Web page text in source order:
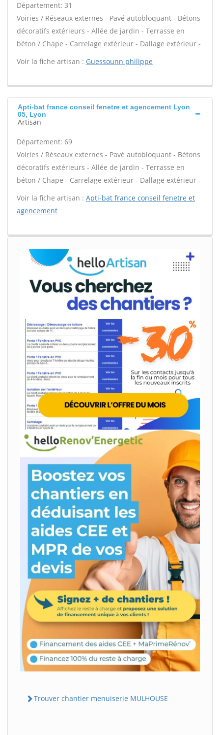
Département: 31
Voiries / Réseaux externes - Pavé autobloquant - Bétons
décoratifs extérieurs - Allée de jardin - Terrasse en
béton / Chape - Carrelage extérieur - Dallage extérieur -
Voir la fiche artisan : Guessounn philippe
Apti-bat france conseil fenetre et agencement Lyon
05, Lyon
Artisan
Département: 69
Voiries / Réseaux externes - Pavé autobloquant - Bétons
décoratifs extérieurs - Allée de jardin - Terrasse en
béton / Chape - Carrelage extérieur - Dallage extérieur -
Voir la fiche artisan : Apti-bat france conseil fenetre et
agencement
Trouver chantier menuiserie MULHOUSE